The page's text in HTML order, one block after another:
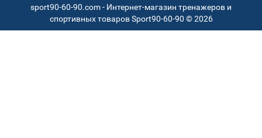
sport90-60-90.com - Интернет-магазин тренажеров и
спортивных товаров Sport90-60-90 © 2026